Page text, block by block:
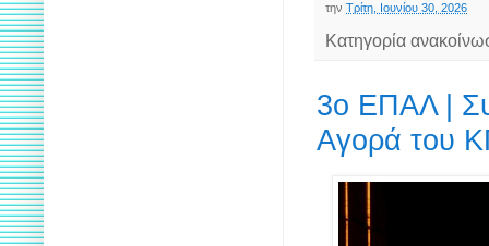
την Τρίτη, Ιουνίου 30, 2026
Κατηγορία
3ο ΕΠΑΛ |
Αγορά του